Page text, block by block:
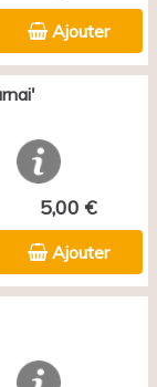
Ajouter
5,00 €
Ajouter